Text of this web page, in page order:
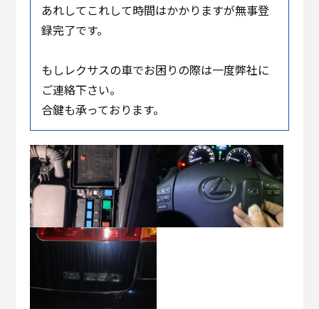
あれしてこれして時間はかかりますが無事登
録完了です。
もしレクサスの車でお困りの際は一度弊社に
ご連絡下さい。
合鍵も承っております。